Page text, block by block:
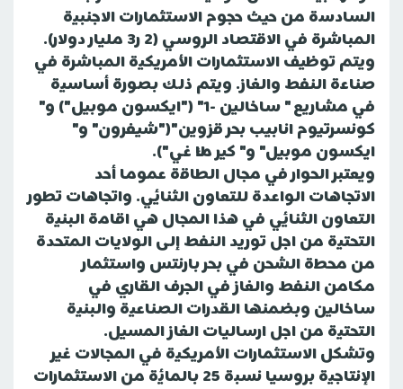
السادسة من حيث حجوم الاستثمارات الاجنبية
المباشرة في الاقتصاد الروسي (2 ر3 مليار دولار).
ويتم توظيف الاستثمارات الأمريكية المباشرة في
صناعة النفط والغاز. ويتم ذلك بصورة أساسية
في مشاريع " ساخالين -1" ("ايكسون موبيل") و"
كونسرتيوم انابيب بحر قزوين"("شيفرون" و"
ايكسون موبيل" و" كير ماك غي").
ويعتبر الحوار في مجال الطاقة عموما أحد
الاتجاهات الواعدة للتعاون الثنائي. واتجاهات تطور
التعاون الثنائي في هذا المجال هي اقامة البنية
التحتية من اجل توريد النفط إلى الولايات المتحدة
من محطة الشحن في بحر بارنتس واستثمار
مكامن النفط والغاز في الجرف القاري في
ساخالين وبضمنها القدرات الصناعية والبنية
التحتية من اجل ارساليات الغاز المسيل.
وتشكل الاستثمارات الأمريكية في المجالات غير
الإنتاجية بروسيا نسبة 25 بالمائة من الاستثمارات